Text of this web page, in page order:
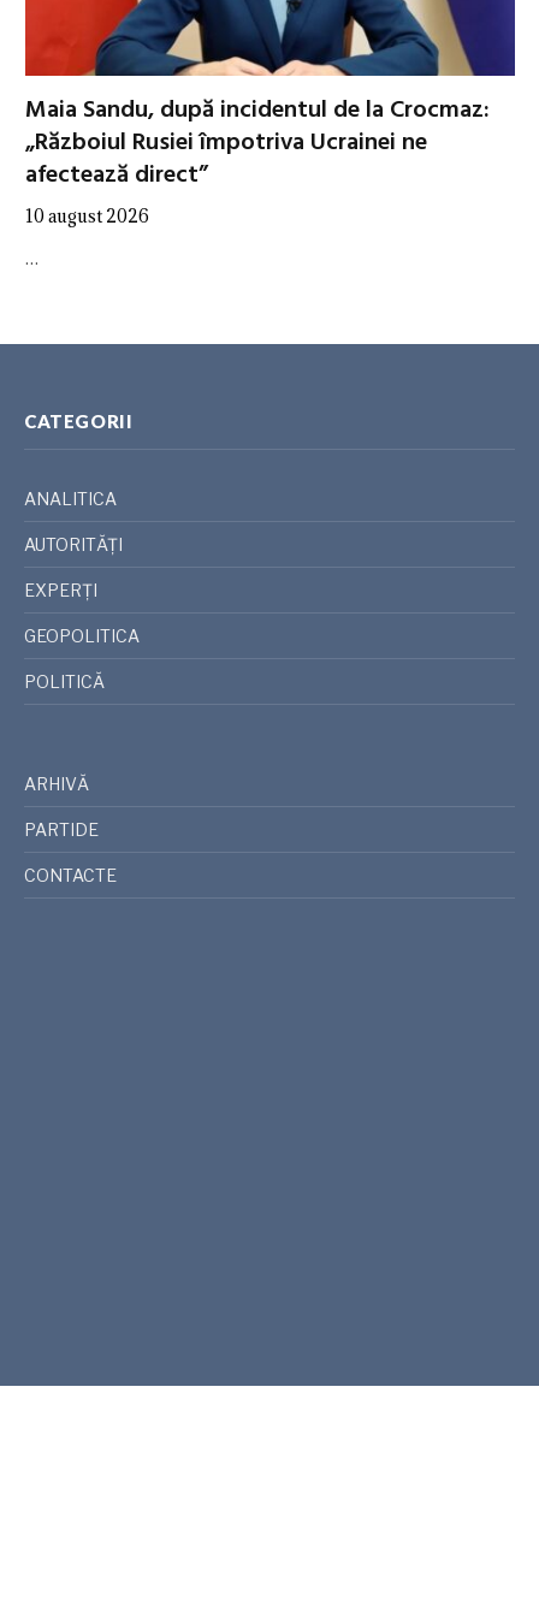
Maia Sandu, după incidentul de la Crocmaz:
„Războiul Rusiei împotriva Ucrainei ne
afectează direct”
10 august 2026
…
CATEGORII
ANALITICA
AUTORITĂȚI
EXPERȚI
GEOPOLITICA
POLITICĂ
ARHIVĂ
PARTIDE
CONTACTE